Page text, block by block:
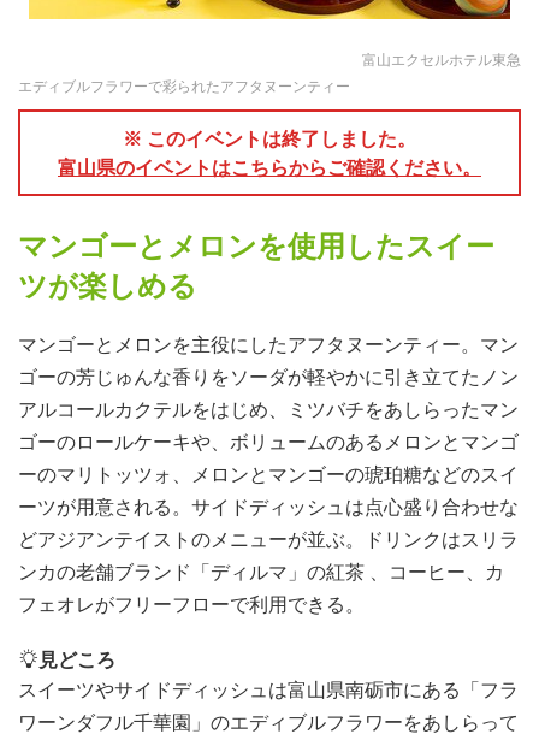
富山エクセルホテル東急
エディブルフラワーで彩られたアフタヌーンティー
※ このイベントは終了しました。
富山県のイベントはこちらからご確認ください。
マンゴーとメロンを使用したスイー
ツが楽しめる
マンゴーとメロンを主役にしたアフタヌーンティー。マン
ゴーの芳じゅんな香りをソーダが軽やかに引き立てたノン
アルコールカクテルをはじめ、ミツバチをあしらったマン
ゴーのロールケーキや、ボリュームのあるメロンとマンゴ
ーのマリトッツォ、メロンとマンゴーの琥珀糖などのスイ
ーツが用意される。サイドディッシュは点心盛り合わせな
どアジアンテイストのメニューが並ぶ。ドリンクはスリラ
ンカの老舗ブランド「ディルマ」の紅茶 、コーヒー、カ
フェオレがフリーフローで利用できる。
見どころ
スイーツやサイドディッシュは富山県南砺市にある「フラ
ワーンダフル千華園」のエディブルフラワーをあしらって